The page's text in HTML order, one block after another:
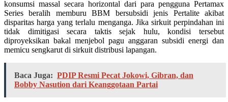
konsumsi massal secara horizontal dari para pengguna Pertamax
Series beralih memburu BBM bersubsidi jenis Pertalite akibat
disparitas harga yang terlalu menganga. Jika sirkuit perpindahan ini
tidak dimitigasi secara taktis sejak hulu, kondisi tersebut
diproyeksikan bakal menjebol pagu anggaran subsidi energi dan
memicu sengkarut di sirkuit distribusi lapangan.
Baca Juga: PDIP Resmi Pecat Jokowi, Gibran, dan
Bobby Nasution dari Keanggotaan Partai